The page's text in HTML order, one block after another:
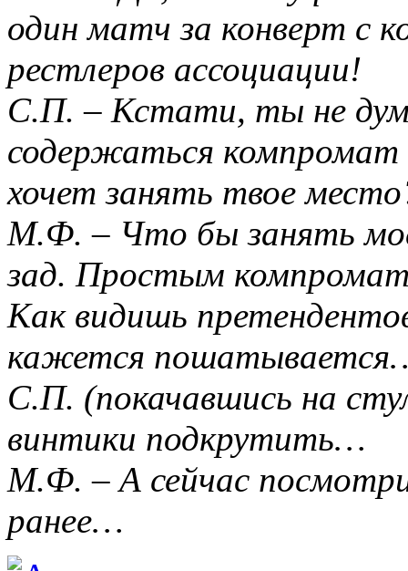
один матч за конверт с
рестлеров ассоциации!
С.П. – Кстати, ты не
содержаться
хочет занять твое
М.Ф. – Что бы занять
зад. Простым
Как видишь
кажется
С.П. (покачавшись на
винтики подкрутить…
М.Ф. – А сейчас
ранее…